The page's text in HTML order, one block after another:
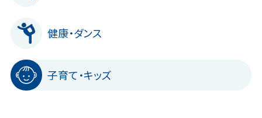
健康・ダンス
子育て・キッズ